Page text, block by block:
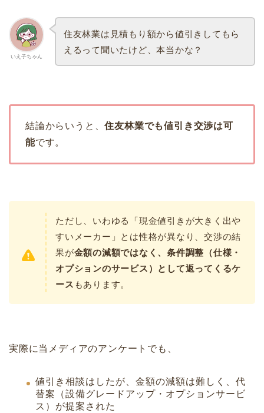
いえ子ちゃん
住友林業は見積もり額から値引きしてもら
えるって聞いたけど、本当かな？
結論からいうと、住友林業でも値引き交渉は可
能です。
ただし、いわゆる「現金値引きが大きく出や
すいメーカー」とは性格が異なり、交渉の結
果が金額の減額ではなく、条件調整（仕様・
オプションのサービス）として返ってくるケ
ース もあります。
実際に当メディアのアンケートでも、
値引き相談はしたが、金額の減額は難しく、代
替案（設備グレードアップ・オプションサービ
ス）が提案された